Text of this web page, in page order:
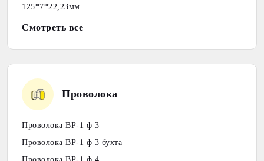
125*7*22,23мм
Смотреть все
Проволока
Проволока ВР-1 ф 3
Проволока ВР-1 ф 3 бухта